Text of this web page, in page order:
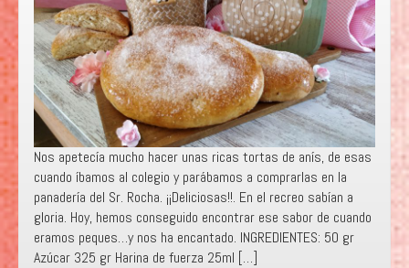
Nos apetecía mucho hacer unas ricas tortas de anís, de esas
cuando íbamos al colegio y parábamos a comprarlas en la
panadería del Sr. Rocha. ¡¡Deliciosas!!. En el recreo sabían a
gloria. Hoy, hemos conseguido encontrar ese sabor de cuando
eramos peques…y nos ha encantado. INGREDIENTES: 50 gr
Azúcar 325 gr Harina de fuerza 25ml […]